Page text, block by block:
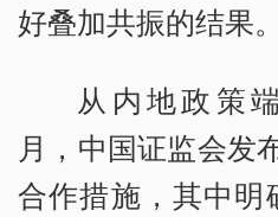
好叠加共振的结果。
从内地政策
月，中国证监会发
合作措施，其中